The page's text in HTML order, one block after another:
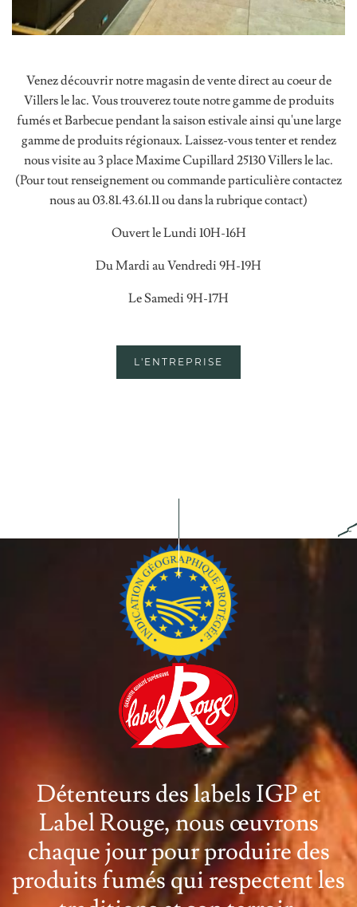
Venez découvrir notre magasin de vente direct au coeur de
Villers le lac. Vous trouverez toute notre gamme de produits
fumés et Barbecue pendant la saison estivale ainsi qu'une large
gamme de produits régionaux. Laissez-vous tenter et rendez
nous visite au 3 place Maxime Cupillard 25130 Villers le lac.
(Pour tout renseignement ou commande particulière contactez
nous au 03.81.43.61.11 ou dans la rubrique contact)
Ouvert le Lundi 10H-16H
Du Mardi au Vendredi 9H-19H
Le Samedi 9H-17H
L'ENTREPRISE
Détenteurs des labels IGP et
Label Rouge, nous œuvrons
chaque jour pour produire des
produits fumés qui respectent les